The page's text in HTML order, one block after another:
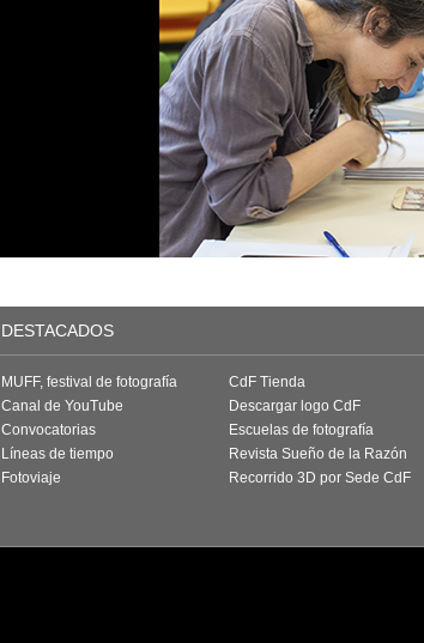
DESTACADOS
MUFF, festival de fotografía
Canal de YouTube
Convocatorias
Líneas de tiempo
Fotoviaje
CdF Tienda
Descargar logo CdF
Escuelas de fotografía
Revista Sueño de la Razón
Recorrido 3D por Sede CdF